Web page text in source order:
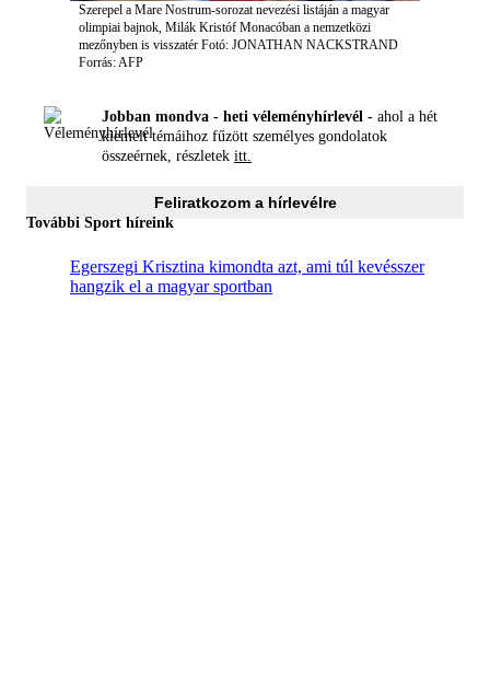
Szerepel a Mare Nostrum-sorozat nevezési listáján a magyar
olimpiai bajnok, Milák Kristóf Monacóban a nemzetközi
mezőnyben is visszatér Fotó: JONATHAN NACKSTRAND
Forrás: AFP
Jobban mondva - heti véleményhírlevél - ahol a hét
kiemelt témáihoz fűzött személyes gondolatok
összeérnek, részletek itt.
Feliratkozom a hírlevélre
További Sport híreink
Egerszegi Krisztina kimondta azt, ami túl kevésszer
hangzik el a magyar sportban